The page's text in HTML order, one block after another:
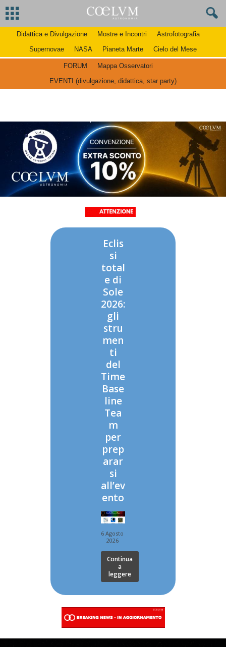
Didattica e Divulgazione Mostre e Incontri
Astrofotografia
Supernovae
NASA Pianeta Marte Cielo del Mese
FORUM
Mappa Osservatori
EVENTI (divulgazione, didattica, star party)
Eclis
si
total
e di
Sole
2026:
gli
stru
men
ti
del
Time
Base
line
Tea
m
per
prep
arar
si
all’ev
ento
6 Agosto
2026
Continua
a
leggere